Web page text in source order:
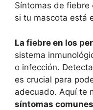
Síntomas de fiebre
si tu mascota está
La fiebre en los
sistema
o infección.
es crucial para
adecuado. Aquí te
síntomas